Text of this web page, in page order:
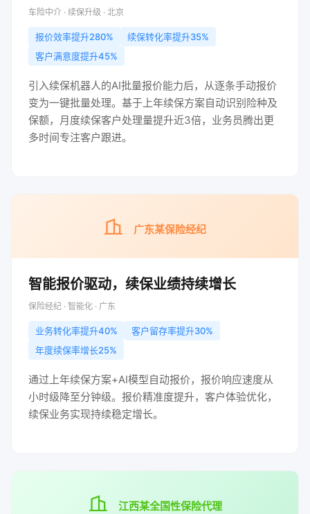
车险中介 · 续保升级 · 北京
报价效率提升280%
续保转化率提升35%
客户满意度提升45%
引入续保机器人的AI批量报价能力后，从逐条手动报价
变为一键批量处理。基于上年续保方案自动识别险种及
保额，月度续保客户处理量提升近3倍，业务员腾出更
多时间专注客户跟进。
广东某保险经纪
智能报价驱动，续保业绩持续增长
保险经纪 · 智能化 · 广东
业务转化率提升40%
客户留存率提升30%
年度续保率增长25%
通过上年续保方案+AI模型自动报价，报价响应速度从
小时级降至分钟级。报价精准度提升，客户体验优化，
续保业务实现持续稳定增长。
江西某全国性保险代理